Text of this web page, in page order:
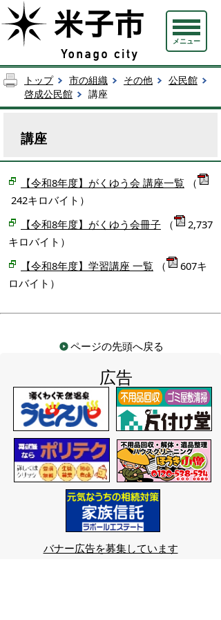
メニュー
トップ 市の組織 その他
公民館
啓成公民館
講座
講座
【令和8年度】がくゆう会 講座一覧 （
242キロバイト）
【令和8年度】がくゆう会冊子 （
2,737
キロバイト）
【令和8年度】学習講座 一覧 （
607キ
ロバイト）
ページの先頭へ戻る
広告
バナー広告を募集しています